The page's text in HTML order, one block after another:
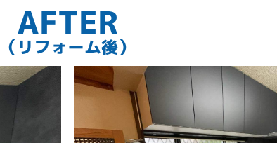
AFTER
（リフォーム後）